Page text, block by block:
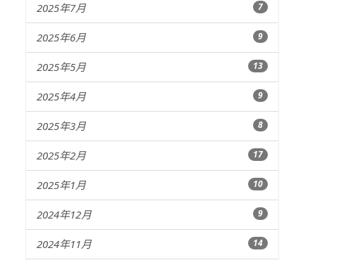
2025年7月 7
2025年6月 9
2025年5月 13
2025年4月 9
2025年3月 8
2025年2月 17
2025年1月 10
2024年12月 9
2024年11月 14